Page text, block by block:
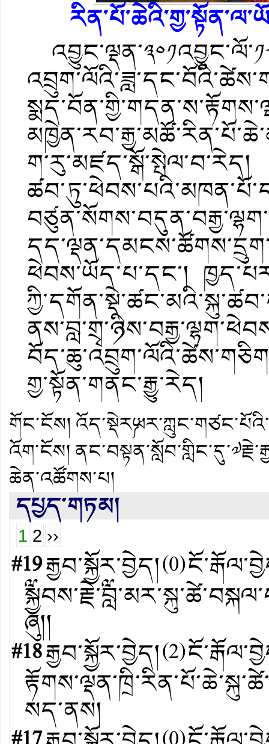
ཕེབས་ཡོད་པ་དང་།
གྱ་སྟོན་གནང་རྒྱུ་རེད།
གོང་ངོས།
འོག་ངོས།
ཆེན་འཚོགས་པ།
དཔྱད་གཏམ།
1 2 ››
#19རྒྱབ་སྐྱོར་བྱེད།(0)
ཞུ།།
#18རྒྱབ་སྐྱོར་བྱེད།(2)
སད་ནས།